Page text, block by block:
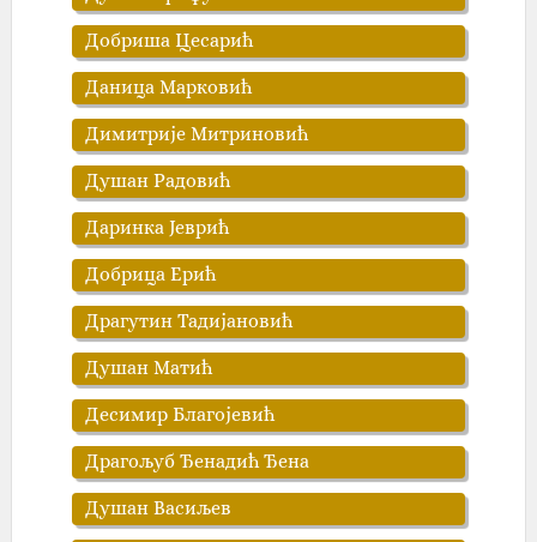
Добриша Цесарић
Даница Марковић
Димитрије Митриновић
Душан Радовић
Даринка Јеврић
Добрица Ерић
Драгутин Тадијановић
Душан Матић
Десимир Благојевић
Драгољуб Ђенадић Ђенa
Душан Васиљев